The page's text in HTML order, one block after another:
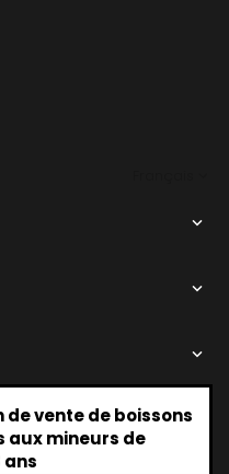



vente de boissons
aux mineurs de
ans